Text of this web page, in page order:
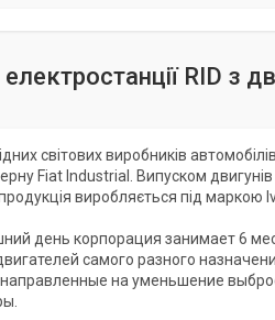
RID з
світових виробників
Fiat Industrial. Випуском
виробляється під маркою
день корпорация занимает 6
самого разного
направленные на уменьшение